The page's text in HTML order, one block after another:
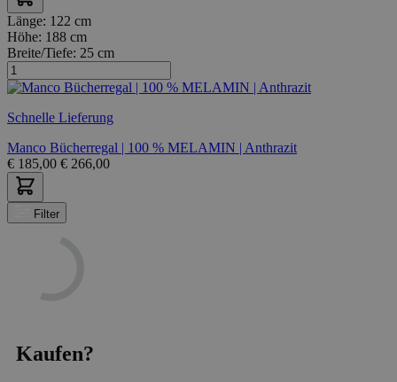
Länge: 122 cm
Höhe: 188 cm
Breite/Tiefe: 25 cm
Schnelle Lieferung
Manco Bücherregal | 100 % MELAMIN | Anthrazit
€ 185,00 € 266,00
Filter
Kaufen?